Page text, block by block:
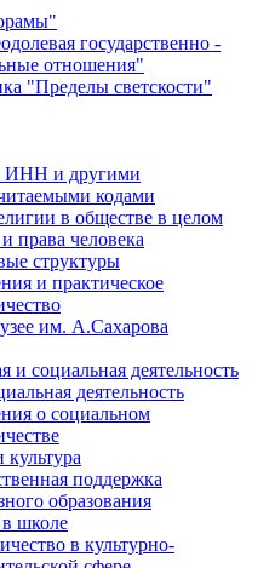
государственно -
отношения"
"Пределы светскости"
ИНН и другими
кодами
в обществе в целом
права человека
структуры
и практическое
им. А.Сахарова
и социальная деятельность
деятельность
о социальном
поддержка
образования
школе
в культурно-